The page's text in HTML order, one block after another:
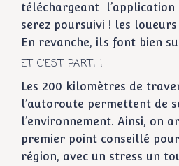
téléchargeant l’application
serez poursuivi ! les
En revanche, ils font bien
ET C’EST PARTI !
Les 200 kilomètres de
l’autoroute permettent de
l’environnement. Ainsi, on
premier point conseillé
région, avec un stress un